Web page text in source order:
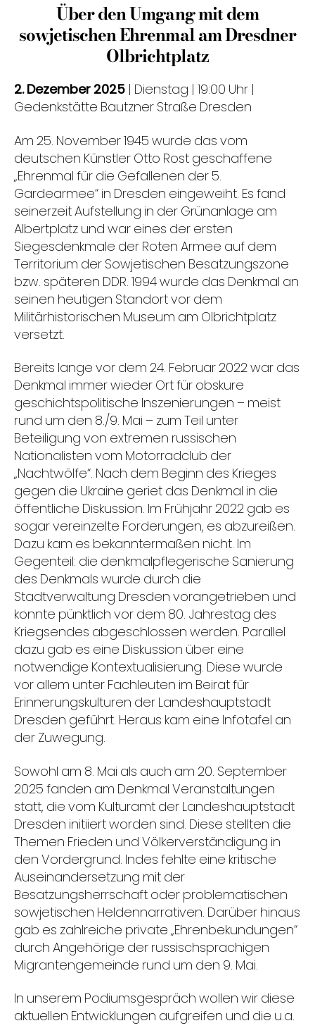
Über den Umgang mit dem
sowjetischen Ehrenmal am Dresdner
Olbrichtplatz
2. Dezember 2025 | Dienstag | 19:00 Uhr |
Gedenkstätte Bautzner Straße Dresden
Am 25. November 1945 wurde das vom
deutschen Künstler Otto Rost geschaffene
„Ehrenmal für die Gefallenen der 5.
Gardearmee“ in Dresden eingeweiht. Es fand
seinerzeit Aufstellung in der Grünanlage am
Albertplatz und war eines der ersten
Siegesdenkmale der Roten Armee auf dem
Territorium der Sowjetischen Besatzungszone
bzw. späteren DDR. 1994 wurde das Denkmal an
seinen heutigen Standort vor dem
Militärhistorischen Museum am Olbrichtplatz
versetzt.
Bereits lange vor dem 24. Februar 2022 war das
Denkmal immer wieder Ort für obskure
geschichtspolitische Inszenierungen – meist
rund um den 8./9. Mai – zum Teil unter
Beteiligung von extremen russischen
Nationalisten vom Motorradclub der
„Nachtwölfe“. Nach dem Beginn des Krieges
gegen die Ukraine geriet das Denkmal in die
öffentliche Diskussion. Im Frühjahr 2022 gab es
sogar vereinzelte Forderungen, es abzureißen.
Dazu kam es bekanntermaßen nicht. Im
Gegenteil: die denkmalpflegerische Sanierung
des Denkmals wurde durch die
Stadtverwaltung Dresden vorangetrieben und
konnte pünktlich vor dem 80. Jahrestag des
Kriegsendes abgeschlossen werden. Parallel
dazu gab es eine Diskussion über eine
notwendige Kontextualisierung. Diese wurde
vor allem unter Fachleuten im Beirat für
Erinnerungskulturen der Landeshauptstadt
Dresden geführt. Heraus kam eine Infotafel an
der Zuwegung.
Sowohl am 8. Mai als auch am 20. September
2025 fanden am Denkmal Veranstaltungen
statt, die vom Kulturamt der Landeshauptstadt
Dresden initiiert worden sind. Diese stellten die
Themen Frieden und Völkerverständigung in
den Vordergrund. Indes fehlte eine kritische
Auseinandersetzung mit der
Besatzungsherrschaft oder problematischen
sowjetischen Heldennarrativen. Darüber hinaus
gab es zahlreiche private „Ehrenbekundungen“
durch Angehörige der russischsprachigen
Migrantengemeinde rund um den 9. Mai.
In unserem Podiumsgespräch wollen wir diese
aktuellen Entwicklungen aufgreifen und die u.a.